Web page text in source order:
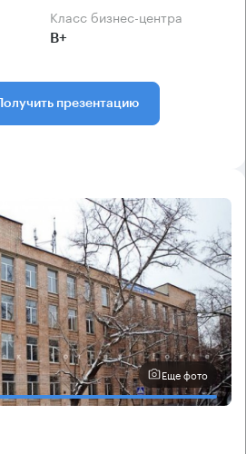
Класс бизнес-центра
B+
Получить презентацию
Еще фото